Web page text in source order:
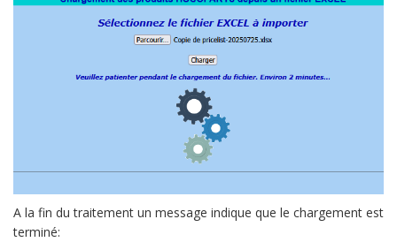
A la fin du traitement un message indique que le chargement est
terminé: